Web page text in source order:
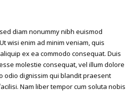
diam nonummy nibh euismod
wisi enim ad minim veniam, quis
ex ea commodo consequat. Duis
molestie consequat, vel illum dolore
odio dignissim qui blandit praesent
Nam liber tempor cum soluta nobis